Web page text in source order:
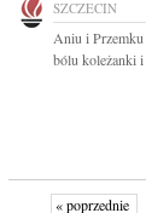
SZCZECIN
Aniu i Przemku
bólu koleżanki
« poprzednie